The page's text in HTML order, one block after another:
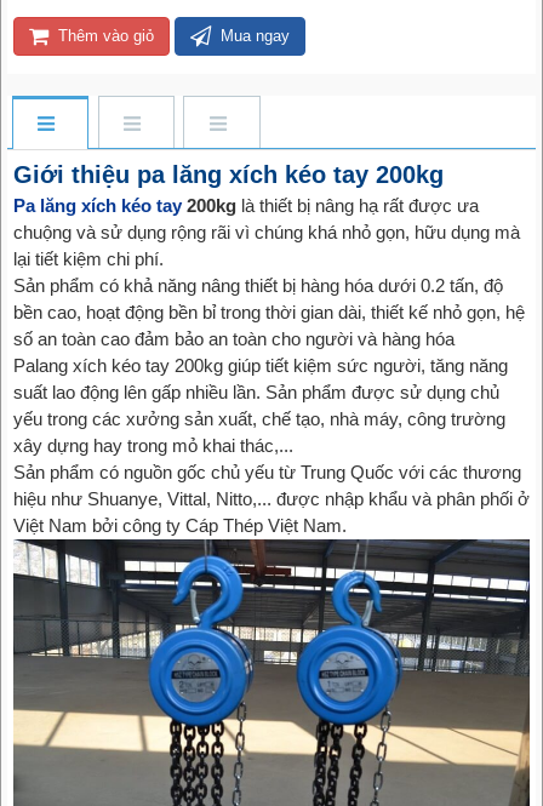
Thêm vào giỏ Mua ngay
Giới thiệu pa lăng xích kéo tay 200kg
Pa lăng xích kéo tay200kg là thiết bị nâng hạ rất được ưa
chuộng và sử dụng rộng rãi vì chúng khá nhỏ gọn, hữu dụng mà
lại tiết kiệm chi phí.
Sản phẩm có khả năng nâng thiết bị hàng hóa dưới 0.2 tấn, độ
bền cao, hoạt động bền bỉ trong thời gian dài, thiết kế nhỏ gọn, hệ
số an toàn cao đảm bảo an toàn cho người và hàng hóa
Palang xích kéo tay 200kg giúp tiết kiệm sức người, tăng năng
suất lao động lên gấp nhiều lần. Sản phẩm được sử dụng chủ
yếu trong các xưởng sản xuất, chế tạo, nhà máy, công trường
xây dựng hay trong mỏ khai thác,...
Sản phẩm có nguồn gốc chủ yếu từ Trung Quốc với các thương
hiệu như Shuanye, Vittal, Nitto,... được nhập khẩu và phân phối ở
Việt Nam bởi công ty Cáp Thép Việt Nam.